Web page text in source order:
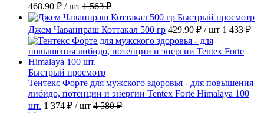
468.90 ₽ / шт 1 563 ₽
Быстрый просмотр
Джем Чаванпраш Коттакал 500 гр 429.90 ₽ / шт 1 433 ₽
Быстрый просмотр
Тентекс Форте для мужского здоровья - для повышения
либидо, потенции и энергии Tentex Forte Himalaya 100
шт. 1 374 ₽ / шт 4 580 ₽